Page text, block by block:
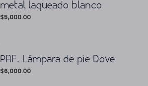
metal laqueado blanco
$5,000.00
PAF. Lámpara de pie Dove
$6,000.00